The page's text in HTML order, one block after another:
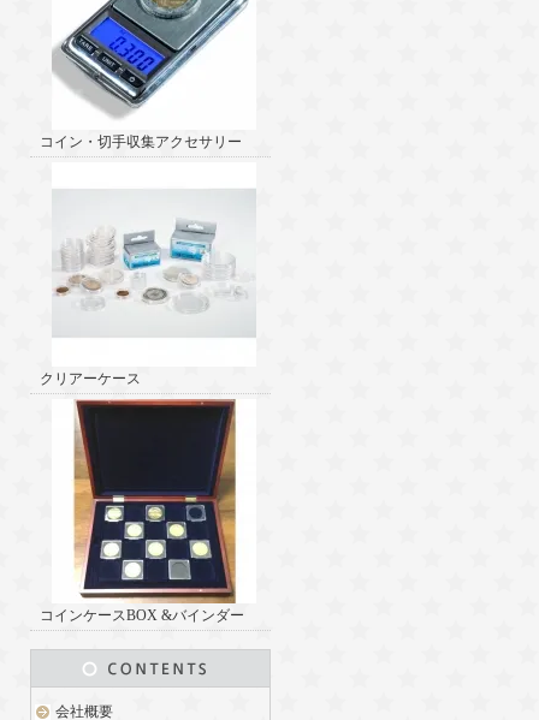
コイン・切手収集アクセサリー
クリアーケース
コインケースBOX &バインダー
会社概要